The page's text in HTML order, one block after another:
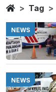
Berita
HomeTag
NEWS
NEWS